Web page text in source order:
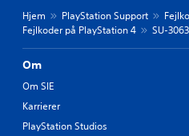
Hjem PlayStation Support
Fejlkoder på PlayStation 4
SU-
Om
Om SIE
Karrierer
PlayStation Studios